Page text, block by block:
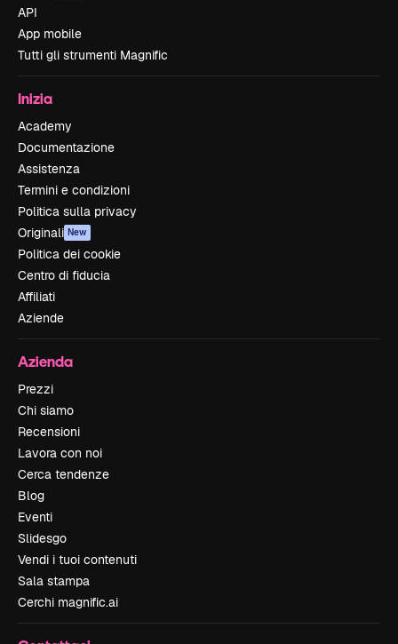
API
App mobile
Tutti gli strumenti Magnific
Inizia
Academy
Documentazione
Assistenza
Termini e condizioni
Politica sulla privacy
Originali New
Politica dei cookie
Centro di fiducia
Affiliati
Aziende
Azienda
Prezzi
Chi siamo
Recensioni
Lavora con noi
Cerca tendenze
Blog
Eventi
Slidesgo
Vendi i tuoi contenuti
Sala stampa
Cerchi magnific.ai